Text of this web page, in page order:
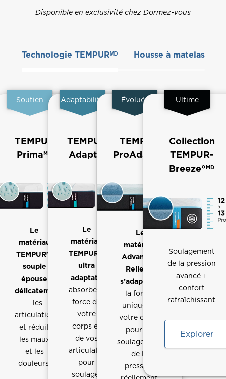
Disponible en exclusivité chez Dormez-vous
Technologie TEMPURᴹᴰ Housse à matelas
Soutien
TEMPUR
PrimaMD
‎Le
matériau
TEMPURMD
souple
épouse
délicatement
les
articulations
et réduit
les maux
et les
douleurs.
Adaptabilité
TEMPUR
AdaptMD
Le
matériau
TEMPUR
ultra
adaptatif
absorbe la
force de
votre
corps et
de vos
articulations
pour
soulager
Évoluée
TEMPUR
ProAdapt
Le
matériau
Advanced
Relief
s’adapte
la forme
unique de
votre corps
pour un
soulagement
de la
pression
Ultime
Collection
TEMPUR-
Breeze°MD
Soulagement
de la pression
avancé +
confort
rafraîchissant
Explorer